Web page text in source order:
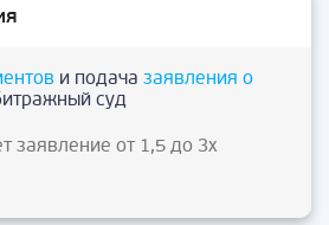
и подача заявления о
суд
заявление от 1,5 до 3х